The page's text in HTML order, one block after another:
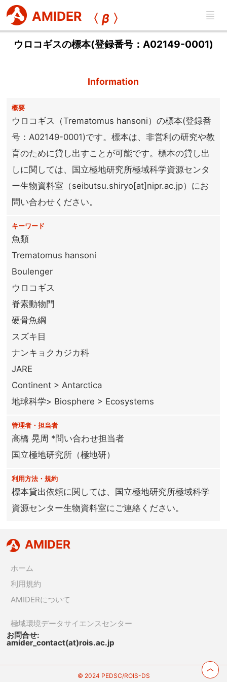
AMIDER 〈β 〉
ウロコギスの標本(登録番号：A02149-0001)
Information
概要
ウロコギス（Trematomus hansoni）の標本(登録番
号：A02149-0001)です。標本は、非営利の研究や教
育のために貸し出すことが可能です。標本の貸し出
しに関しては、国立極地研究所極域科学資源センタ
ー生物資料室（seibutsu.shiryo[at]nipr.ac.jp）にお
問い合わせください。
キーワード
魚類
Trematomus hansoni
Boulenger
ウロコギス
脊索動物門
硬骨魚綱
スズキ目
ナンキョクカジカ科
JARE
Continent > Antarctica
地球科学> Biosphere > Ecosystems
管理者・担当者
高橋 晃周 *問い合わせ担当者
国立極地研究所（極地研）
利用方法・規約
標本貸出依頼に関しては、国立極地研究所極域科学
資源センター生物資料室にご連絡ください。
AMIDER
ホーム
利用規約
AMIDERについて
極域環境データサイエンスセンター
お問合せ:
amider_contact(at)rois.ac.jp
© 2024 PEDSC/ROIS-DS